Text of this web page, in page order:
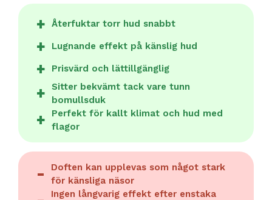
Återfuktar torr hud snabbt
Lugnande effekt på känslig hud
Prisvärd och lättillgänglig
Sitter bekvämt tack vare tunn
bomullsduk
Perfekt för kallt klimat och hud med
flagor
Doften kan upplevas som något stark
för känsliga näsor
Ingen långvarig effekt efter enstaka